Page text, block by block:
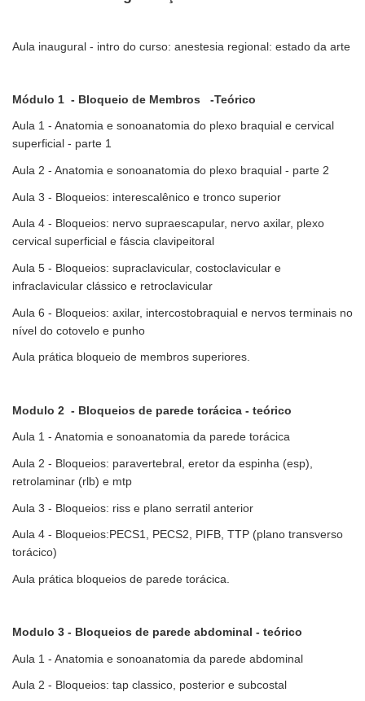
Aula inaugural - intro do curso: anestesia regional: estado da arte
Módulo 1 - Bloqueio de Membros -Teórico
Aula 1 - Anatomia e sonoanatomia do plexo braquial e cervical
superficial - parte 1
Aula 2 - Anatomia e sonoanatomia do plexo braquial - parte 2
Aula 3 - Bloqueios: interescalênico e tronco superior
Aula 4 - Bloqueios: nervo supraescapular, nervo axilar, plexo
cervical superficial e fáscia clavipeitoral
Aula 5 - Bloqueios: supraclavicular, costoclavicular e
infraclavicular clássico e retroclavicular
Aula 6 - Bloqueios: axilar, intercostobraquial e nervos terminais no
nível do cotovelo e punho
Aula prática bloqueio de membros superiores.
Modulo 2 - Bloqueios de parede torácica - teórico
Aula 1 - Anatomia e sonoanatomia da parede torácica
Aula 2 - Bloqueios: paravertebral, eretor da espinha (esp),
retrolaminar (rlb) e mtp
Aula 3 - Bloqueios: riss e plano serratil anterior
Aula 4 - Bloqueios:PECS1, PECS2, PIFB, TTP (plano transverso
torácico)
Aula prática bloqueios de parede torácica.
Modulo 3 - Bloqueios de parede abdominal - teórico
Aula 1 - Anatomia e sonoanatomia da parede abdominal
Aula 2 - Bloqueios: tap classico, posterior e subcostal